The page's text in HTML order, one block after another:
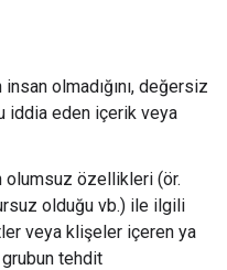
olmadığını, değersiz
iddia eden içerik veya
olumsuz özellikleri (ör.
olduğu vb.) ile ilgili
veya klişeler içeren ya
tehdit